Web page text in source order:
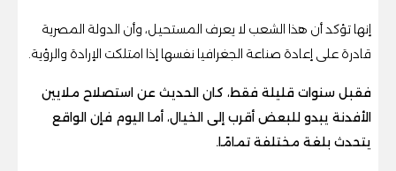
إنها تؤكد أن هذا الشعب لا يعرف المستحيل، وأن الدولة المصرية
قادرة على إعادة صناعة الجغرافيا نفسها إذا امتلكت الإرادة والرؤية.
فقبل سنوات قليلة فقط، كان الحديث عن استصلاح ملايين
الأفدنة يبدو للبعض أقرب إلى الخيال، أما اليوم فإن الواقع
يتحدث بلغة مختلفة تمامًا.